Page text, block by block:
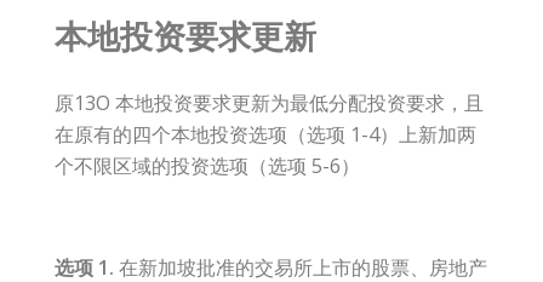
本地投资要求更新
原13O 本地投资要求更新为最低分配投资要求，且
在原有的四个本地投资选项（选项 1-4）上新加两
个不限区域的投资选项（选项 5-6）
选项 1. 在新加坡批准的交易所上市的股票、房地产